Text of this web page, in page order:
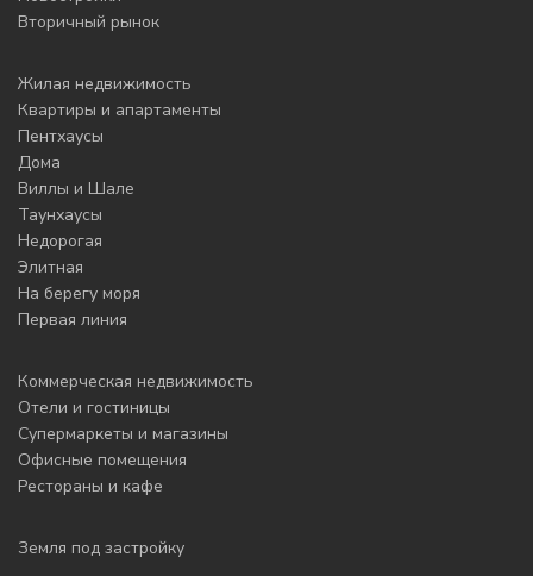
Вторичный рынок
Жилая недвижимость
Квартиры и апартаменты
Пентхаусы
Дома
Виллы и Шале
Таунхаусы
Недорогая
Элитная
На берегу моря
Первая линия
Коммерческая недвижимость
Отели и гостиницы
Супермаркеты и магазины
Офисные помещения
Рестораны и кафе
Земля под застройку